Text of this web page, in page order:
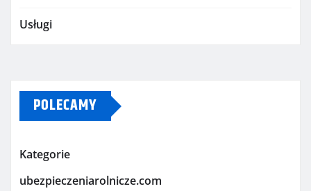
Usługi
POLECAMY
Kategorie
ubezpieczeniarolnicze.com